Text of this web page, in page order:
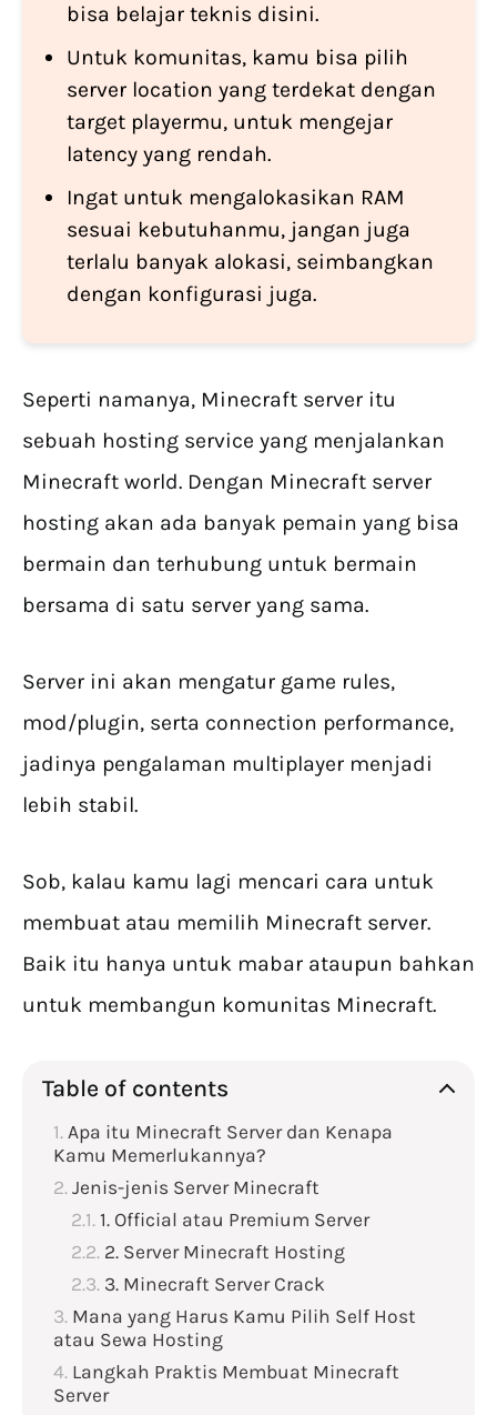
bisa belajar teknis disini.
Untuk komunitas, kamu bisa pilih
server location yang terdekat dengan
target playermu, untuk mengejar
latency yang rendah.
Ingat untuk mengalokasikan RAM
sesuai kebutuhanmu, jangan juga
terlalu banyak alokasi, seimbangkan
dengan konfigurasi juga.
Seperti namanya, Minecraft server itu
sebuah hosting service yang menjalankan
Minecraft world. Dengan Minecraft server
hosting akan ada banyak pemain yang bisa
bermain dan terhubung untuk bermain
bersama di satu server yang sama.
Server ini akan mengatur game rules,
mod/plugin, serta connection performance,
jadinya pengalaman multiplayer menjadi
lebih stabil.
Sob, kalau kamu lagi mencari cara untuk
membuat atau memilih Minecraft server.
Baik itu hanya untuk mabar ataupun bahkan
untuk membangun komunitas Minecraft.
Table of contents
Apa itu Minecraft Server dan Kenapa
Kamu Memerlukannya?
Jenis-jenis Server Minecraft
1. Official atau Premium Server
2. Server Minecraft Hosting
3. Minecraft Server Crack
Mana yang Harus Kamu Pilih Self Host
atau Sewa Hosting
Langkah Praktis Membuat Minecraft
Server